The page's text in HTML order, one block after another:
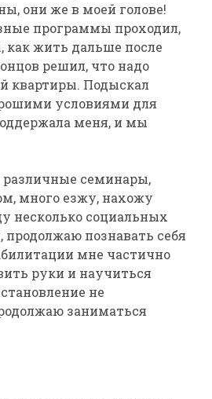
они же в моей голове!
программы проходил,
жить дальше после
решил, что надо
квартиры. Подыскал
условиями для
меня, и мы
семинары,
много езжу, нахожу
несколько социальных
продолжаю познавать себя
мне частично
руки и научиться
не
заниматься